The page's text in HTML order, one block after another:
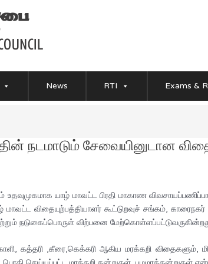
News RTI Exams &
நடமாடும் சேவையினுடான
யாழ் மாவட்ட பிரதி மாகாண
மாவட்ட விதையுற்பத்தியாளர் கூட்டுறவுச் சங்கம்,
நடுகைப்பொருள் விற்பனை
கத்தரி ,கீரை,கெக்கரி ஆகிய மரக்கறி